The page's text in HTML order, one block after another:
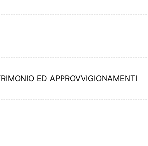
ED APPROVVIGIONAMENTI